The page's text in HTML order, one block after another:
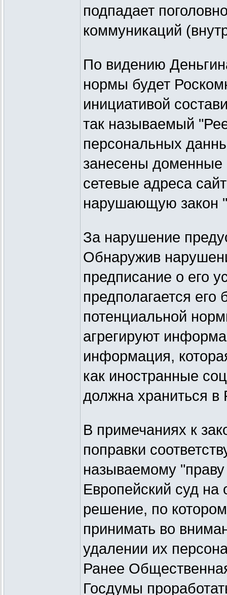
подпадает
коммуникаций
По видению
нормы будет
инициативой
так называемый
персональных
занесены доменные
сетевые адреса
нарушающую закон
За нарушение
Обнаружив
предписание о его
предполагается
потенциальной
агрегируют
информация,
как иностранные
должна храниться в
В примечаниях к
поправки
называемому
Европейский суд на
решение, по
принимать во
удалении их
Ранее
Госдумы